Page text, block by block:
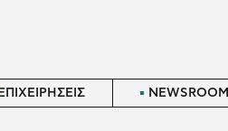
ΕΠΙΧΕΙΡΗΣΕΙΣ NEWSROOM